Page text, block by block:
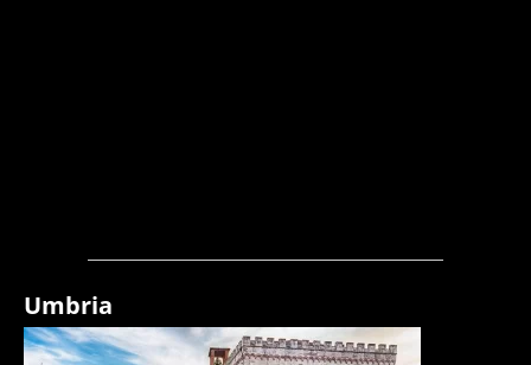
Umbria